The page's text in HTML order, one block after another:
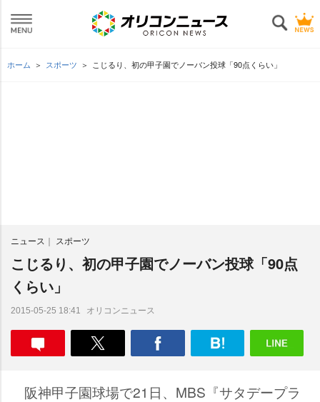
ホーム スポーツ こじるり、初の甲子園でノーバン投球「90点くらい」
ニュース スポーツ
こじるり、初の甲子園でノーバン投球「90点
くらい」
2015-05-25 18:41 オリコンニュース
阪神甲子園球場で21日、MBS『サタデープラ